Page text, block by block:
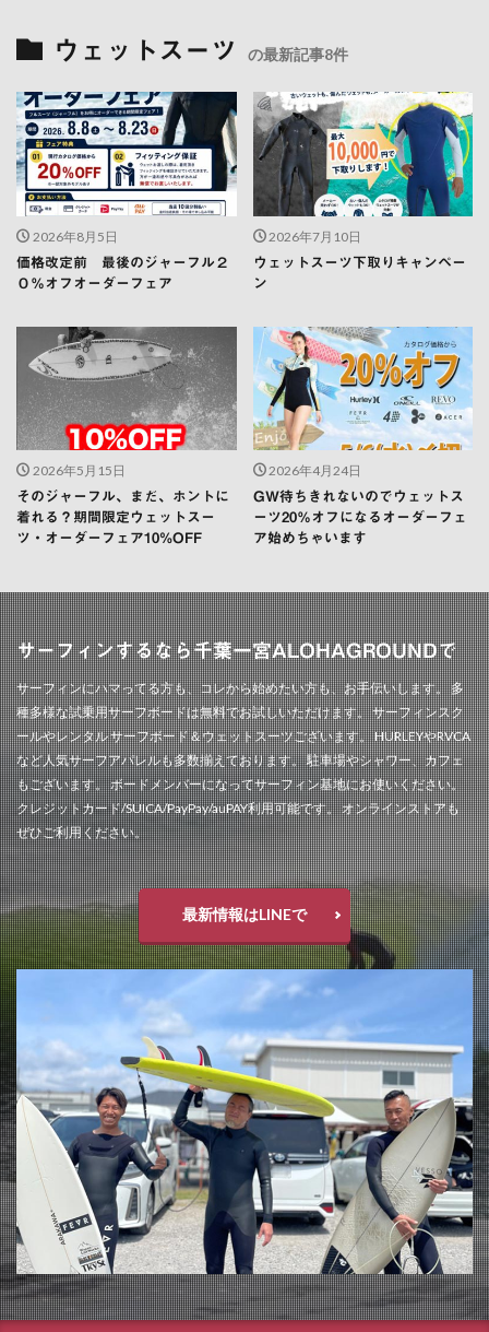
ウェットスーツ の最新記事8件
2026年8月5日
価格改定前 最後のジャーフル２
０％オフオーダーフェア
2026年7月10日
ウェットスーツ下取りキャンペー
ン
2026年5月15日
そのジャーフル、まだ、ホントに
着れる？期間限定ウェットスー
ツ・オーダーフェア10%OFF
2026年4月24日
GW待ちきれないのでウェットス
ーツ20％オフになるオーダーフェ
ア始めちゃいます
サーフィンするなら千葉一宮ALOHAGROUNDで
サーフィンにハマってる方も、コレから始めたい方も、お手伝いします。 多
種多様な試乗用サーフボードは無料でお試しいただけます。 サーフィンスク
ールやレンタル サーフボード＆ウェットスーツございます。 HURLEYやRVCA
など人気サーフアパレルも多数揃えております。 駐車場やシャワー、カフェ
もございます。 ボードメンバーになってサーフィン基地にお使いください。
クレジットカード/SUICA/PayPay/auPAY利用可能です。 オンラインストアも
ぜひご利用ください。
最新情報はLINEで